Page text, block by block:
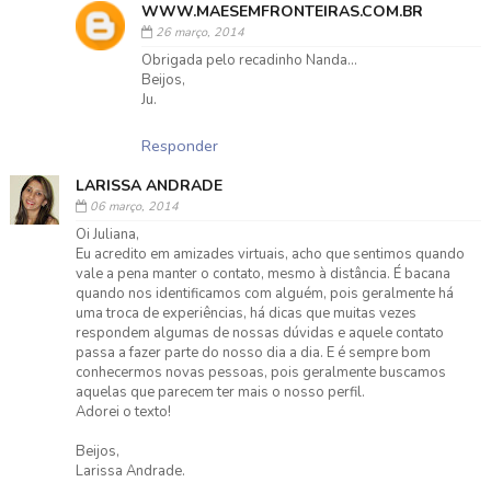
WWW.MAESEMFRONTEIRAS.COM.BR
26 março, 2014
Obrigada pelo recadinho Nanda...
Beijos,
Ju.
Responder
LARISSA ANDRADE
06 março, 2014
Oi Juliana,
Eu acredito em amizades virtuais, acho que sentimos quando
vale a pena manter o contato, mesmo à distância. É bacana
quando nos identificamos com alguém, pois geralmente há
uma troca de experiências, há dicas que muitas vezes
respondem algumas de nossas dúvidas e aquele contato
passa a fazer parte do nosso dia a dia. E é sempre bom
conhecermos novas pessoas, pois geralmente buscamos
aquelas que parecem ter mais o nosso perfil.
Adorei o texto!
Beijos,
Larissa Andrade.